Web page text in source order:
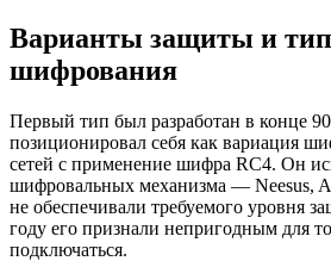
Варианты защиты и
шифрования
Первый тип был разработан в конце
позиционировал себя как вариация
сетей с применение шифра RC4. Он
шифровальных механизма — Neesus,
не обеспечивали требуемого уровня
году его признали непригодным для
подключаться.